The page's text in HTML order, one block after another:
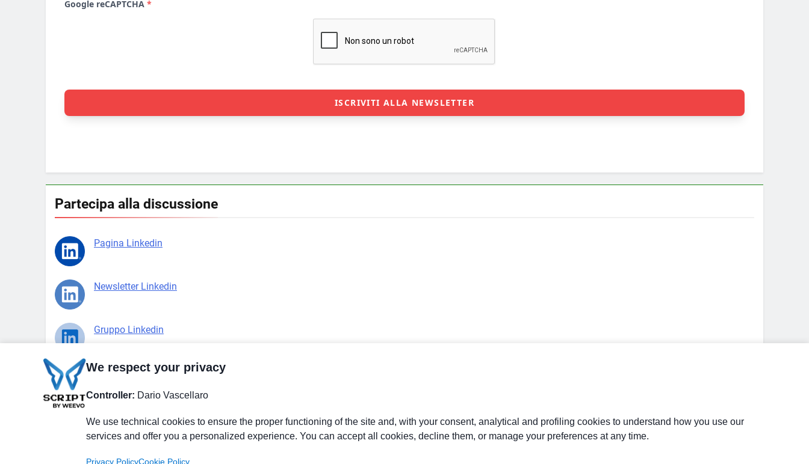
Partecipa alla discussione
Pagina Linkedin
Newsletter Linkedin
Gruppo Linkedin
Pagina Facebook
X.com
We respect your privacy
Controller: Dario Vascellaro
We use technical cookies to ensure the proper functioning of the site and, with your consent, analytical and profiling cookies to understand how you use our
services and offer you a personalized experience. You can accept all cookies, decline them, or manage your preferences at any time.
Privacy PolicyCookie Policy